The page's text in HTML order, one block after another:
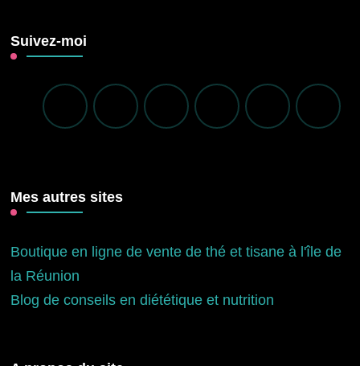
Suivez-moi
Mes autres sites
Boutique en ligne de vente de thé et tisane à l'île de
la Réunion
Blog de conseils en diététique et nutrition